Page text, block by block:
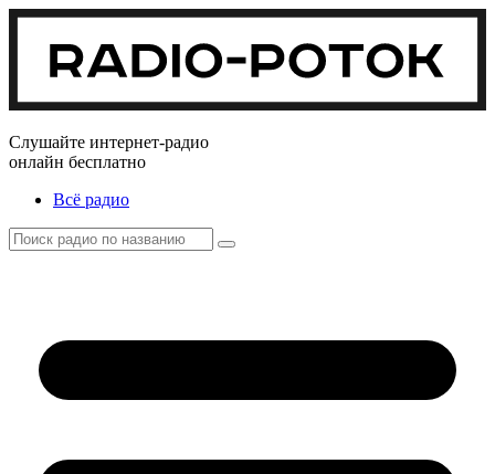
Слушайте интернет-радио
онлайн бесплатно
Всё радио